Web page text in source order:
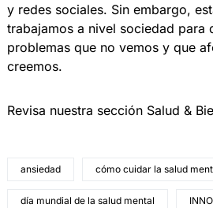
y redes sociales. Sin embargo,
trabajamos a nivel sociedad para
problemas que no vemos y que
creemos.
Revisa nuestra sección Salud &
ansiedad cómo cuidar la salud
día mundial de la salud mental